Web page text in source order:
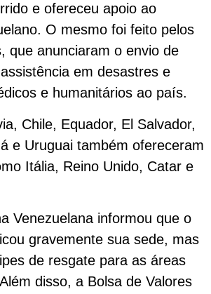
e ofereceu apoio ao
O mesmo foi feito pelos
que anunciaram o envio de
em desastres e
e humanitários ao país.
Chile, Equador, El Salvador,
e Uruguai também ofereceram
Itália, Reino Unido, Catar e
Venezuelana informou que o
gravemente sua sede, mas
de resgate para as áreas
disso, a Bolsa de Valores